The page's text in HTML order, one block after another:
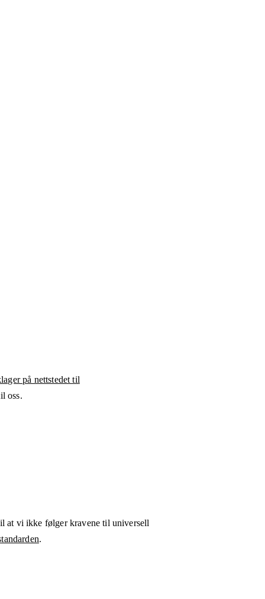
på nettstedet til
oss.
at vi ikke følger kravene til universell
.